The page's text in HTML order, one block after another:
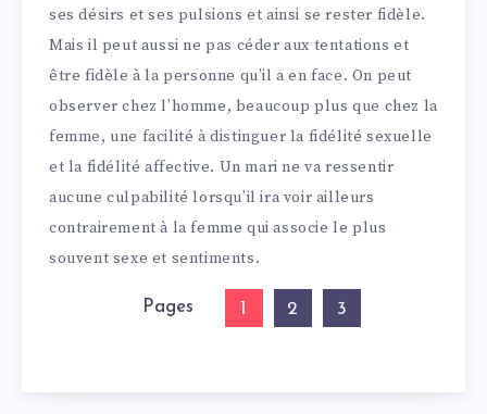
ses désirs et ses pulsions et ainsi se rester fidèle.
Mais il peut aussi ne pas céder aux tentations et
être fidèle à la personne qu’il a en face. On peut
observer chez l’homme, beaucoup plus que chez la
femme, une facilité à distinguer la fidélité sexuelle
et la fidélité affective. Un mari ne va ressentir
aucune culpabilité lorsqu’il ira voir ailleurs
contrairement à la femme qui associe le plus
souvent sexe et sentiments.
Pages 1 2 3